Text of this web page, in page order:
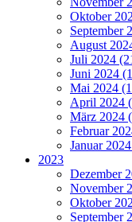
Oktober
September
August
Juli 2024
Juni 2024
Mai 2024
April 2024
März 2024
Februar
Januar
2023
Dezember
November
Oktober
September